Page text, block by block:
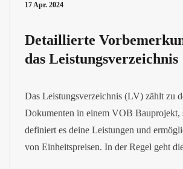
17 Apr. 2024
Detaillierte
das Leistungsverzeichnis
Das Leistungsverzeichnis (LV) zählt zu
Dokumenten in einem VOB Bauprojekt,
definiert es deine Leistungen und
von Einheitspreisen. In der Regel geht